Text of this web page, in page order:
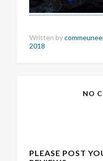
Written by
2018
NO
PLEASE POST